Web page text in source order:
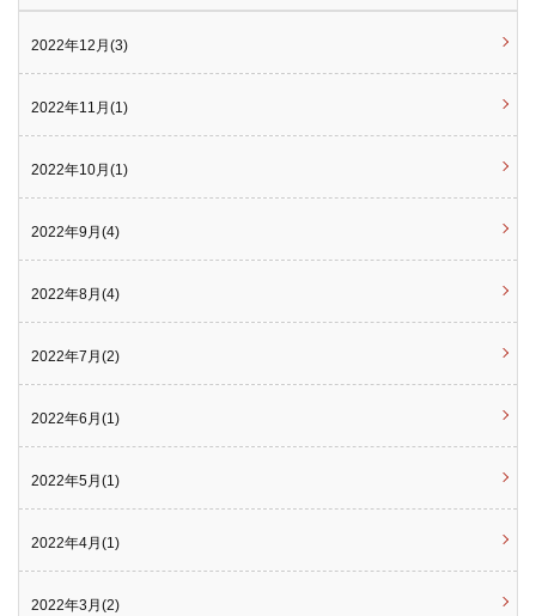
2022年12月(3)
2022年11月(1)
2022年10月(1)
2022年9月(4)
2022年8月(4)
2022年7月(2)
2022年6月(1)
2022年5月(1)
2022年4月(1)
2022年3月(2)